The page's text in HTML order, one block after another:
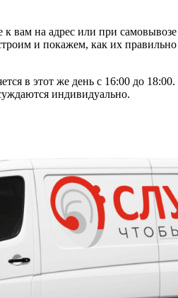
вам на адрес или при
и покажем, как их
в этот же день с 16:00 до
индивидуально.